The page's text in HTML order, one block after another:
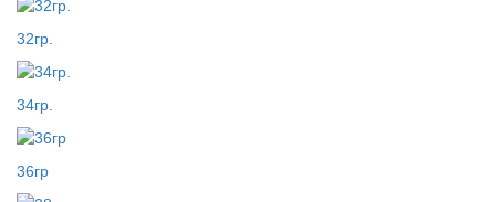
32гр.
34гр.
36гр